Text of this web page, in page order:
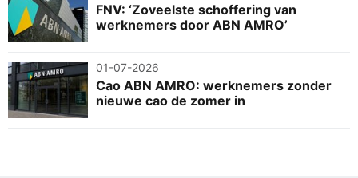
FNV: ‘Zoveelste schoffering van
werknemers door ABN AMRO’
01-07-2026
Cao ABN AMRO: werknemers zonder
nieuwe cao de zomer in